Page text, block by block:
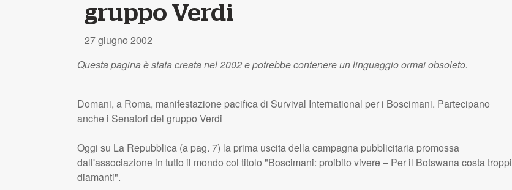
gruppo Verdi
27 giugno 2002
Questa pagina è stata creata nel 2002 e potrebbe contenere un linguaggio ormai obsoleto.
Domani, a Roma, manifestazione pacifica di Survival International per i Boscimani. Partecipano
anche i Senatori del gruppo Verdi
Oggi su La Repubblica (a pag. 7) la prima uscita della campagna pubblicitaria promossa
dall'associazione in tutto il mondo col titolo "Boscimani: proibito vivere – Per il Botswana costa troppi
diamanti".